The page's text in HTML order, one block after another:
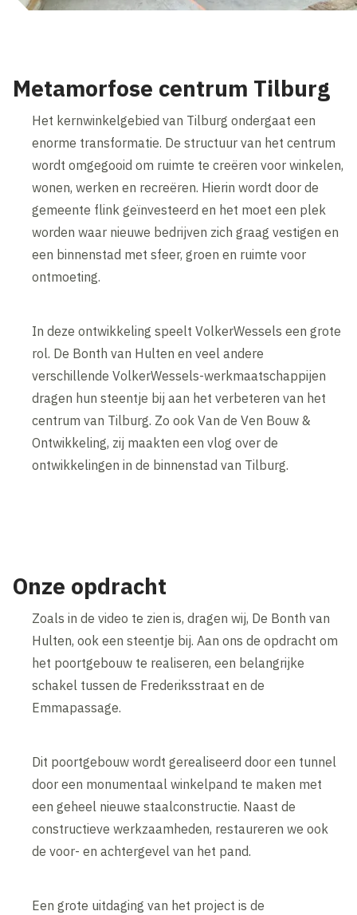
Metamorfose centrum Tilburg
Het kernwinkelgebied van Tilburg ondergaat een
enorme transformatie. De structuur van het centrum
wordt omgegooid om ruimte te creëren voor winkelen,
wonen, werken en recreëren. Hierin wordt door de
gemeente flink geïnvesteerd en het moet een plek
worden waar nieuwe bedrijven zich graag vestigen en
een binnenstad met sfeer, groen en ruimte voor
ontmoeting.
In deze ontwikkeling speelt VolkerWessels een grote
rol. De Bonth van Hulten en veel andere
verschillende VolkerWessels-werkmaatschappijen
dragen hun steentje bij aan het verbeteren van het
centrum van Tilburg. Zo ook Van de Ven Bouw &
Ontwikkeling, zij maakten een vlog over de
ontwikkelingen in de binnenstad van Tilburg.
Wijzig cookie instellingen
Onze opdracht
Zoals in de video te zien is, dragen wij, De Bonth van
Hulten, ook een steentje bij. Aan ons de opdracht om
het poortgebouw te realiseren, een belangrijke
schakel tussen de Frederiksstraat en de
Emmapassage.
Dit poortgebouw wordt gerealiseerd door een tunnel
door een monumentaal winkelpand te maken met
een geheel nieuwe staalconstructie. Naast de
constructieve werkzaamheden, restaureren we ook
de voor- en achtergevel van het pand.
Een grote uitdaging van het project is de